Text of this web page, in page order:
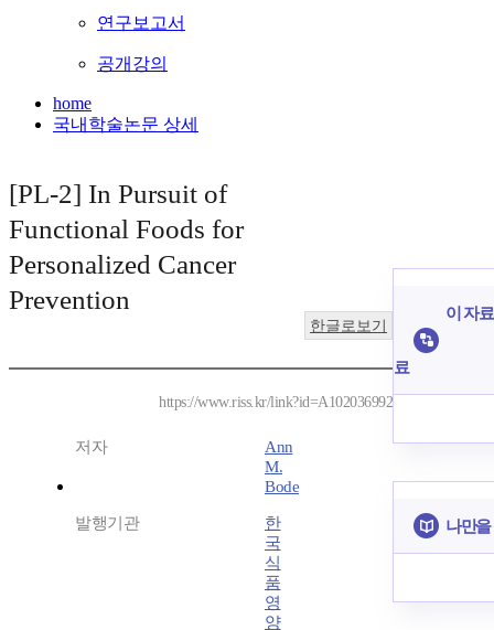
연구보고서
공개강의
home
국내학술논문 상세
[PL-2] In Pursuit of
Functional Foods for
Personalized Cancer
Prevention
한글로보기
https://www.riss.kr/link?id=A102036992
저자
Ann
M.
Bode
발행기관
한
국
식
품
영
양
이 자
료
나만을